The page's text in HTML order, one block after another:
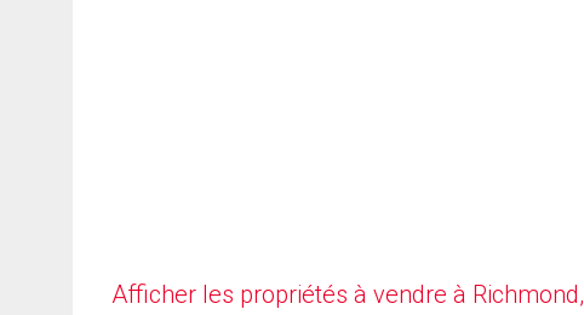
Afficher les propriétés à vendre à Richmond,